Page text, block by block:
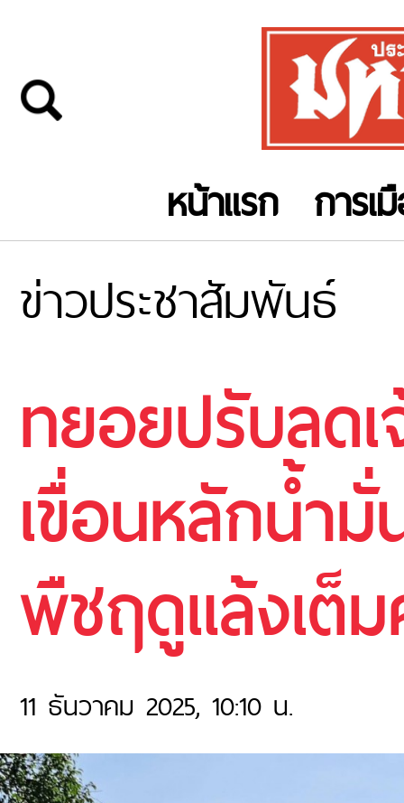
หน้าแรก การเ
ข่าวประชาสัมพันธ์
ทยอยปรับลด
เขื่อนหลักน้ำ
พืชฤดูแล้งเต็
11 ธันวาคม 2025, 10:10 น.